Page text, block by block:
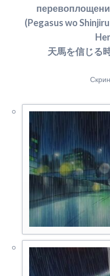
(Pegasus wo
天馬を信じる